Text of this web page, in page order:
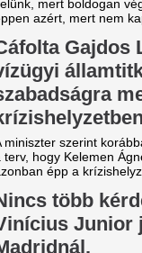
pofonba
a csütörtöki
Mourinho
csillagát a
Madridnál.
Mourinho személyes
a